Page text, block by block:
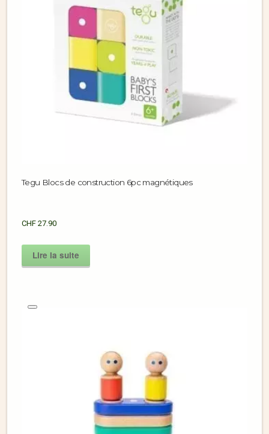
Tegu Blocs de construction 6pc magnétiques
CHF 27.90
Lire la suite